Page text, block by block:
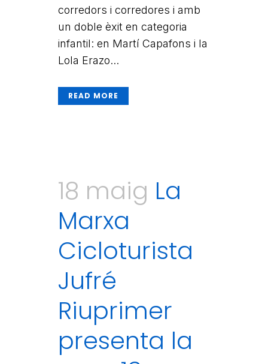
corredors i corredores i amb
un doble èxit en categoria
infantil: en Martí Capafons i la
Lola Erazo...
READ MORE
18 maig La
Marxa
Cicloturista
Jufré
Riuprimer
presenta la